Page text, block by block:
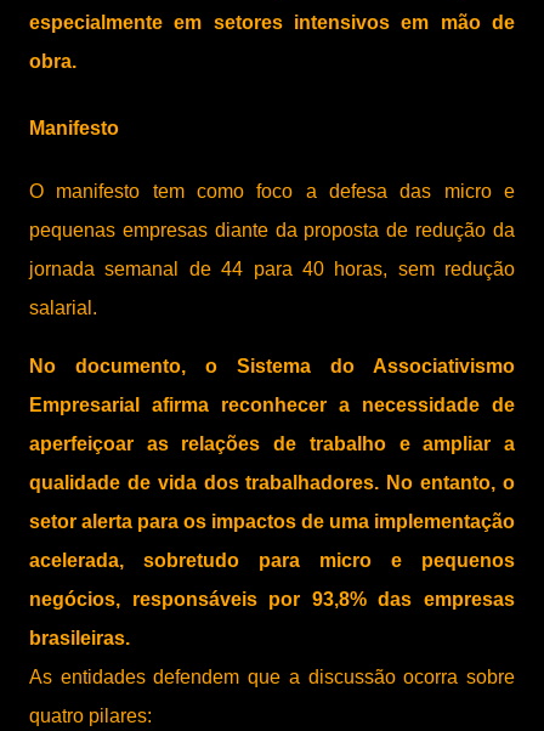
especialmente em setores intensivos em mão de
obra.
Manifesto
O manifesto tem como foco a defesa das micro e
pequenas empresas diante da proposta de redução da
jornada semanal de 44 para 40 horas, sem redução
salarial.
No documento, o Sistema do Associativismo
Empresarial afirma reconhecer a necessidade de
aperfeiçoar as relações de trabalho e ampliar a
qualidade de vida dos trabalhadores. No entanto, o
setor alerta para os impactos de uma implementação
acelerada, sobretudo para micro e pequenos
negócios, responsáveis por 93,8% das empresas
brasileiras.
As entidades defendem que a discussão ocorra sobre
quatro pilares: